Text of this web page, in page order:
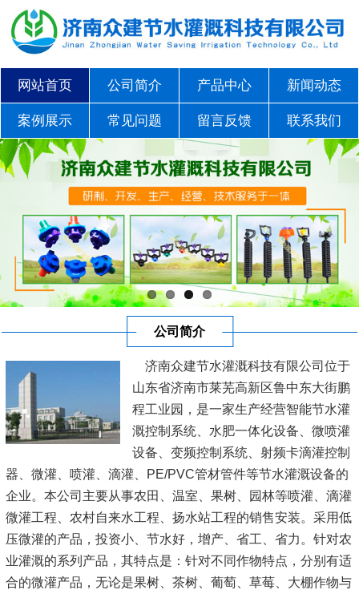
网站首页 公司简介 产品中心 新闻动态
案例展示 常见问题 留言反馈 联系我们
公司简介
济南众建节水灌溉科技有限公司位于
山东省济南市莱芜高新区鲁中东大街鹏
程工业园，是一家生产经营智能节水灌
溉控制系统、水肥一体化设备、微喷灌
设备、变频控制系统、射频卡滴灌控制
器、微灌、喷灌、滴灌、PE/PVC管材管件等节水灌溉设备的
企业。本公司主要从事农田、温室、果树、园林等喷灌、滴灌
微灌工程、农村自来水工程、扬水站工程的销售安装。采用低
压微灌的产品，投资小、节水好，增产、省工、省力。针对农
业灌溉的系列产品，其特点是：针对不同作物特点，分别有适
合的微灌产品，无论是果树、茶树、葡萄、草莓、大棚作物与